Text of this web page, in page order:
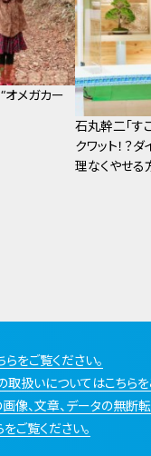
メガカー
石丸幹二「す
クワット！？
理なくやせる
をご覧ください。
扱いについてはこちらを
、文章、データの無断転
ご覧ください。